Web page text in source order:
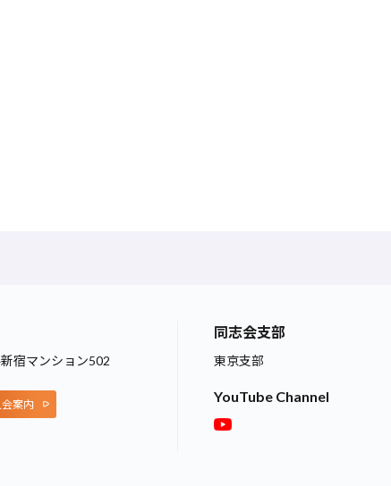
宿マンション502
会案内
同志会支部
東京支部
YouTube Channel